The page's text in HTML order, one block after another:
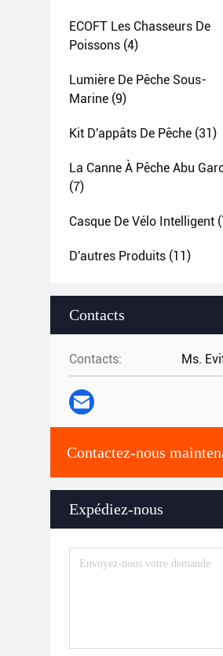
ECOFT Les Chasseurs De
Poissons (4)
Lumière De Pêche Sous-
Marine (9)
Kit D'appâts De Pêche (31)
La Canne À Pêche Abu
(7)
Casque De Vélo Intelligent
D'autres Produits (11)
Contacts
Contacts: Ms.
Contactez-nous
Expédiez-nous